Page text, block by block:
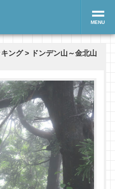
MENU
ング> ドンデン山～金北山